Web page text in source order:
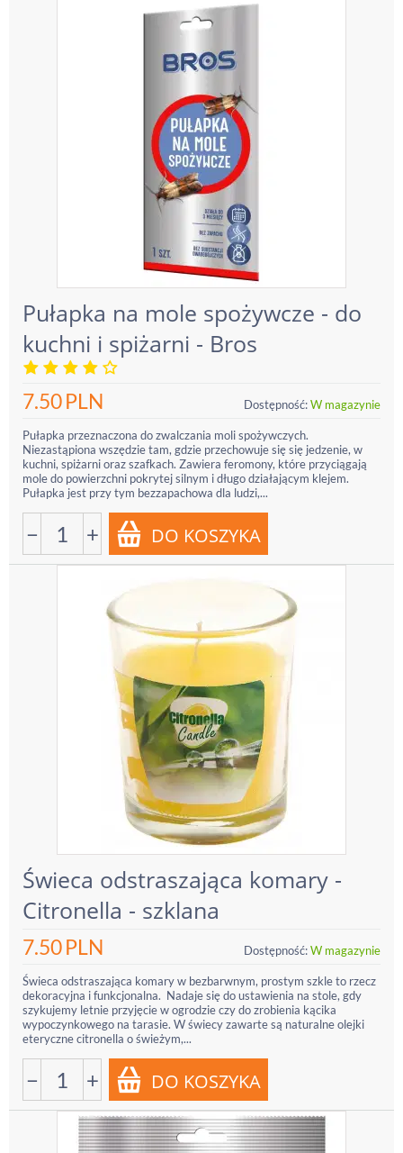
Pułapka na mole spożywcze - do
kuchni i spiżarni - Bros
7.50PLN Dostępność:W magazynie
Pułapka przeznaczona do zwalczania moli spożywczych.
Niezastąpiona wszędzie tam, gdzie przechowuje się się jedzenie, w
kuchni, spiżarni oraz szafkach. Zawiera feromony, które przyciągają
mole do powierzchni pokrytej silnym i długo działającym klejem.
Pułapka jest przy tym bezzapachowa dla ludzi,...
− +
Świeca odstraszająca komary -
Citronella - szklana
7.50PLN Dostępność:W magazynie
Świeca odstraszająca komary w bezbarwnym, prostym szkle to rzecz
dekoracyjna i funkcjonalna. Nadaje się do ustawienia na stole, gdy
szykujemy letnie przyjęcie w ogrodzie czy do zrobienia kącika
wypoczynkowego na tarasie. W świecy zawarte są naturalne olejki
eteryczne citronella o świeżym,...
− +